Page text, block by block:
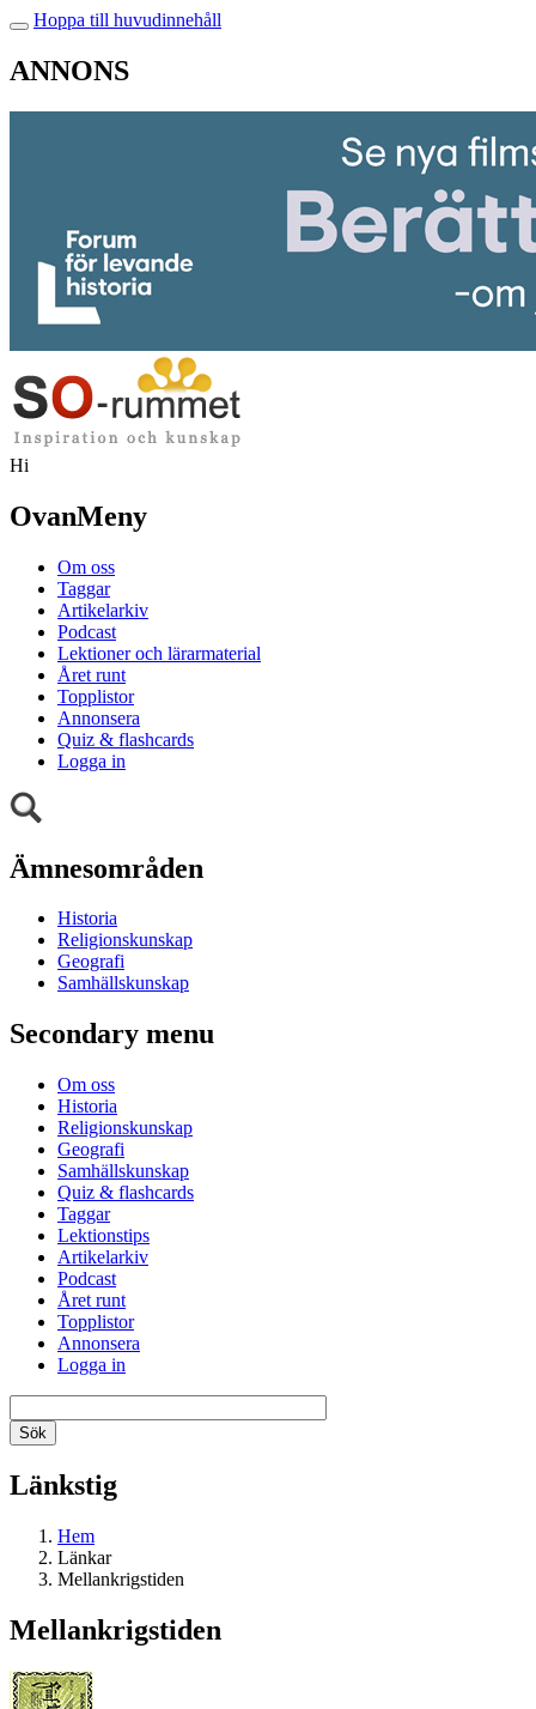
Hoppa till huvudinnehåll
ANNONS
Hi
OvanMeny
Om oss
Taggar
Artikelarkiv
Podcast
Lektioner och lärarmaterial
Året runt
Topplistor
Annonsera
Quiz & flashcards
Logga in
Ämnesområden
Historia
Religionskunskap
Geografi
Samhällskunskap
Secondary menu
Om oss
Historia
Religionskunskap
Geografi
Samhällskunskap
Quiz & flashcards
Taggar
Lektionstips
Artikelarkiv
Podcast
Året runt
Topplistor
Annonsera
Logga in
Länkstig
Hem
Länkar
Mellankrigstiden
Mellankrigstiden